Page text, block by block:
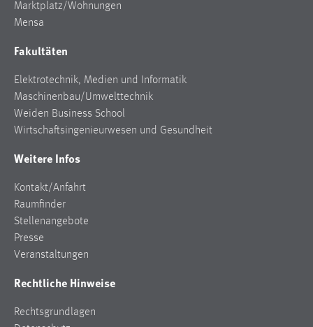
Marktplatz/Wohnungen
Mensa
Fakultäten
Elektrotechnik, Medien und Informatik
Maschinenbau/Umwelttechnik
Weiden Business School
Wirtschaftsingenieurwesen und Gesundheit
Weitere Infos
Kontakt/Anfahrt
Raumfinder
Stellenangebote
Presse
Veranstaltungen
Rechtliche Hinweise
Rechtsgrundlagen
Zweck:
Cookie Laufzeit:
Facebook Pixel
Name:
_fbp
Anbieter:
Zweck:
Cookie Laufzeit:
3 Monate